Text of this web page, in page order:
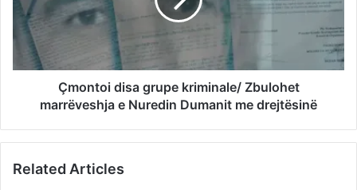
Çmontoi disa grupe kriminale/ Zbulohet
marrëveshja e Nuredin Dumanit me drejtësinë
Related Articles